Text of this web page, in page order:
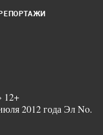
12+
2012 года Эл No.